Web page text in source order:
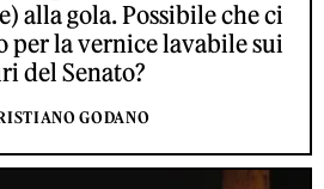
alla gola. Possibile che ci
per la vernice lavabile sui
del Senato?
GODANO